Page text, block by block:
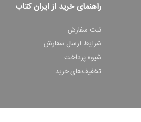
راهنمای خرید از ایران کتاب
ثبت سفارش
شرایط ارسال سفارش
شیوه پرداخت
تخفیف‌های خرید